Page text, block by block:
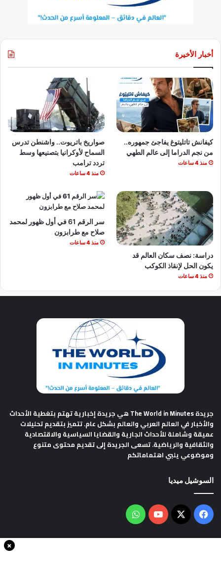
أخبار الأخيرة
كيفانش تاتليتوغ يفاجئ جمهوره..
من نجم الدراما إلى عالم الطهي
منذ 4 ساعات
صواريخ باتريوت.. واشنطن تدرس
السماح لأوكرانيا بتصنيعها وسط
تردد ترامب
منذ 4 ساعات
دراسة: نصف سكان العالم قد
يكون الحل لإنقاذ الكوكب
منذ 4 ساعات
سر الرقم 61 في أول ظهور لمحمد
صلاح مع طرابزون
منذ 4 ساعات
جريدة The World in Minutes
هي جريدة إخبارية تهتم بتغطية الأحداث
والأخبار في العالم العربي والعالم بشكل عام. تتميز بتقديم تحليلات
عميقة وشاملة للأحداث الجارية والقضايا السياسية والاقتصادية
والثقافية والرياضية. تسعى الجريدة إلى تقديم محتوى متنوع
وموضوعي يلبي اهتماماتكم
السوشيل ميديا
فيسبوك
‫X
‫YouTubeواتساب
×